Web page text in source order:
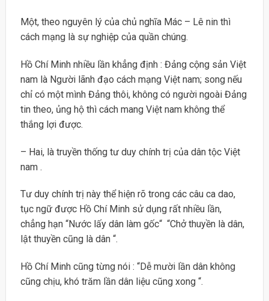
Một, theo nguyên lý của chủ nghĩa Mác – Lê nin thì
cách mạng là sự nghiệp của quần chúng.
Hồ Chí Minh nhiều lần khẳng định : Đảng cộng sản Việt
nam là Người lãnh đạo cách mạng Việt nam; song nếu
chỉ có một mình Đảng thôi, không có người ngoài Đảng
tin theo, ủng hộ thì cách mang Việt nam không thể
thắng lợi được.
– Hai, là truyền thống tư duy chính trị của dân tộc Việt
nam .
Tư duy chính trị này thể hiện rõ trong các câu ca dao,
tục ngữ được Hồ Chí Minh sử dụng rất nhiều lần,
chẳng hạn “Nước lấy dân làm gốc“ “Chở thuyền là dân,
lật thuyền cũng là dân “.
Hồ Chí Minh cũng từng nói : “Dễ mười lần dân không
cũng chịu, khó trăm lần dân liệu cũng xong “.